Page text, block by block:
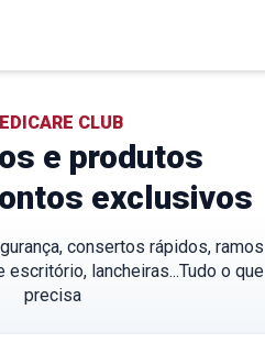
CLUB
e produtos
exclusivos
consertos rápidos, ramos
lancheiras...Tudo o que
precisa